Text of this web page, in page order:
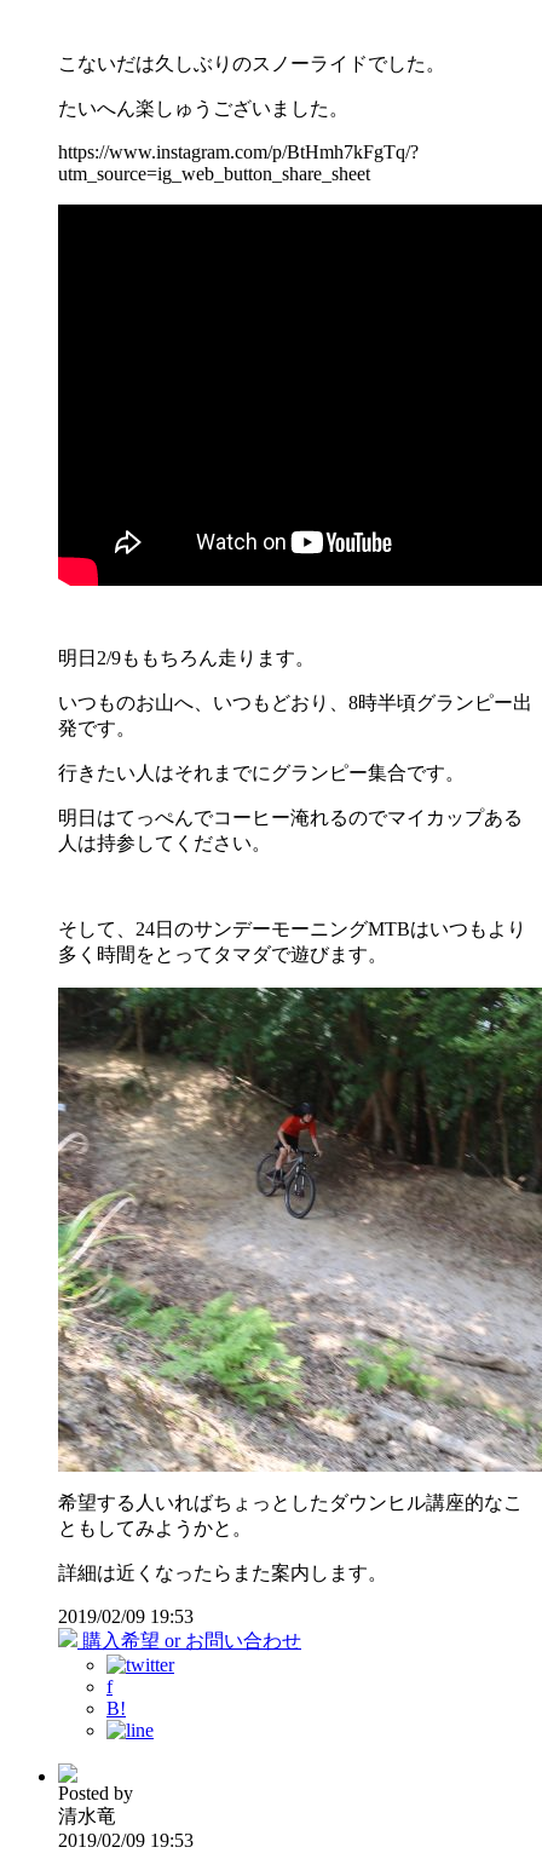
こないだは久しぶりのスノーライドでした。
たいへん楽しゅうございました。
https://www.instagram.com/p/BtHmh7kFgTq/?
utm_source=ig_web_button_share_sheet
明日2/9ももちろん走ります。
いつものお山へ、いつもどおり、8時半頃グランピー出
発です。
行きたい人はそれまでにグランピー集合です。
明日はてっぺんでコーヒー淹れるのでマイカップある
人は持参してください。
そして、24日のサンデーモーニングMTBはいつもより
多く時間をとってタマダで遊びます。
希望する人いればちょっとしたダウンヒル講座的なこ
ともしてみようかと。
詳細は近くなったらまた案内します。
2019/02/09 19:53
購入希望 or お問い合わせ
f
B!
Posted by
清水竜
2019/02/09 19:53